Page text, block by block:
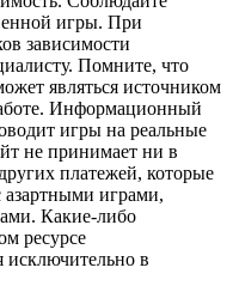
игры. При
зависимости
Помните, что
являться источником
Информационный
игры на реальные
не принимает ни в
платежей, которые
азартными играми,
Какие-либо
ресурсе
исключительно в